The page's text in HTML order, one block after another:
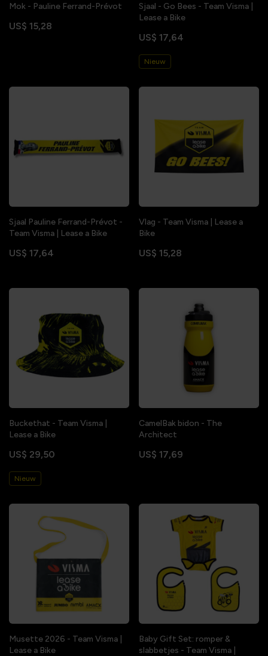
Mok - Pauline Ferrand-Prévot
US$ 15,28
Sjaal - Go Bees - Team Visma |
Lease a Bike
US$ 17,64
Nieuw
Sjaal Pauline Ferrand-Prévot -
Team Visma | Lease a Bike
US$ 17,64
Vlag - Team Visma | Lease a
Bike
US$ 15,28
Buckethat - Team Visma |
Lease a Bike
US$ 29,50
Nieuw
CamelBak bidon - The
Architect
US$ 17,69
Musette 2026 - Team Visma |
Lease a Bike
Baby Gift Set: romper &
slabbetjes - Team Visma |